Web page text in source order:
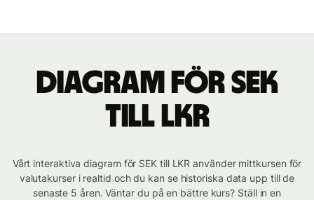
Diagram för SEK
till LKR
Vårt interaktiva diagram för SEK till LKR använder mittkursen för
valutakurser i realtid och du kan se historiska data upp till de
senaste 5 åren. Väntar du på en bättre kurs? Ställ in en